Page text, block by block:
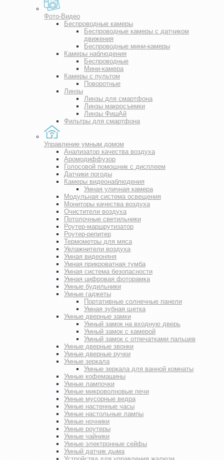
Фото-Видео
Беспроводные камеры
Беспроводные камеры с датчиком
движения
Беспроводные мини-камеры
Камеры наблюдения
Беспроводные
Мини-камера
Камеры с пультом
Поворотные
Линзы
Линзы для смартфона
Линзы макросъемки
Линзы ФишАй
Фильтры для смартфона
Управление умным домом
Анализатор качества воздуха
Аромодиффузор
Голосовой помощник с дисплеем
Датчики погоды
Камеры видеонаблюдения
Умная уличная камера
Модульная система освещения
Мониторы качества воздуха
Очистители воздуха
Потолочные светильники
Роутер-маршрутизатор
Роутер-репитер
Термометры для мяса
Увлажнители воздуха
Умная видеоняня
Умная прикроватная тумба
Умная система безопасности
Умная цифровая фоторамка
Умные будильники
Умные гаджеты
Портативные солнечные панели
Умная зубная щетка
Умные дверные замки
Умный замок на входную дверь
Умный замок с камерой
Умный замок с отпечатками пальцев
Умные дверные звонки
Умные дверные ручки
Умные зеркала
Умные зеркала для ванной комнаты
Умные кофемашины
Умные лампочки
Умные микроволновые печи
Умные мусорные ведра
Умные настенные часы
Умные настольные лампы
Умные ночники
Умные роутеры
Умные чайники
Умные электронные сейфы
Умный датчик дыма